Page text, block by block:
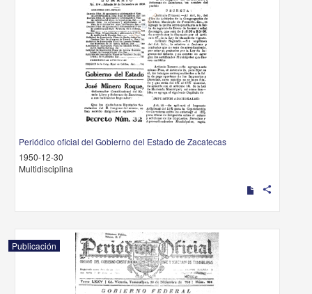
Periódico oficial del Gobierno del Estado de Zacatecas
1950-12-30
Multidisciplina
share
Publicación